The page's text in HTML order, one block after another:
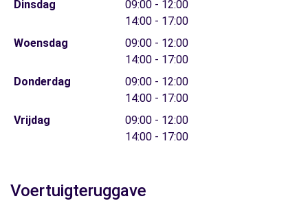
Dinsdag
09:00 - 12:00
14:00 - 17:00
Woensdag
09:00 - 12:00
14:00 - 17:00
Donderdag
09:00 - 12:00
14:00 - 17:00
Vrijdag
09:00 - 12:00
14:00 - 17:00
Voertuigteruggave